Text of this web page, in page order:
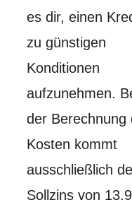
es dir, einen
zu günstigen
Konditionen
aufzunehmen.
der Berechnung
Kosten kommt
ausschließlich
Sollzins von